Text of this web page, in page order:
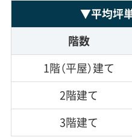
▼平均坪
階数
1階（平屋）建て
2階建て
3階建て